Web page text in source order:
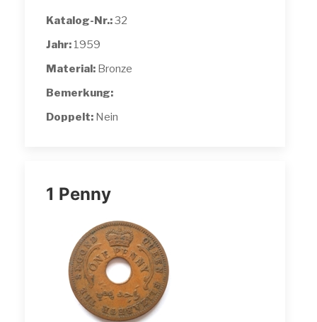
Katalog-Nr.:32
Jahr: 1959
Material: Bronze
Bemerkung:
Doppelt: Nein
1 Penny